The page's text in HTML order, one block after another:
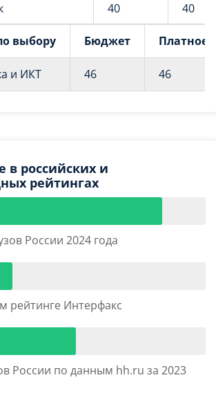
40 40
выбору Бюджет Платное
и ИКТ 46 46
в российских и
рейтингах
России 2024 года
рейтинге Интерфакс
России по данным hh.ru за 2023